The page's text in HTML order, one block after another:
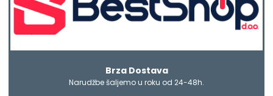
Brza Dostava
Narudžbe šaljemo u roku od 24-48h.